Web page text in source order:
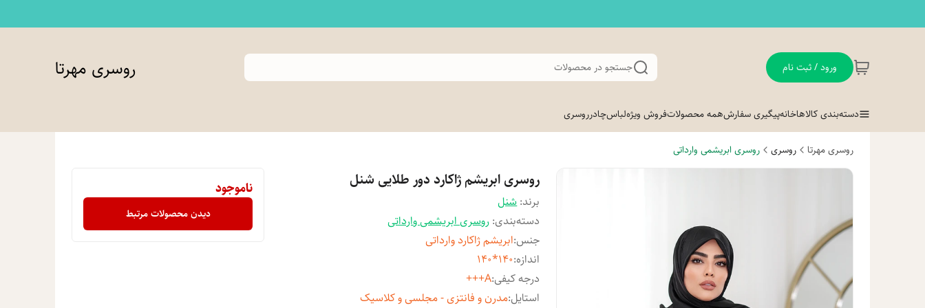
ورود / ثبت نام جستجو در محصولات روسری مهرتا
دسته‌بندی کالاهاخانهپیگیری سفارشهمه محصولاتفروش ویژهلباسچادرروسری
روسری مهرتا روسری روسری ابریشمی وارداتی
روسری ابریشم ژاکارد دور طلایی شنل
برند:شنل
دسته‌بندی: روسری ابریشمی وارداتی
جنس:ابریشم ژاکارد وارداتی
اندازه:
140*140
درجه کیفی:
A+++
استایل:مدرن و فانتزی - مجلسی و کلاسیک
ناموجود
دیدن محصولات مرتبط